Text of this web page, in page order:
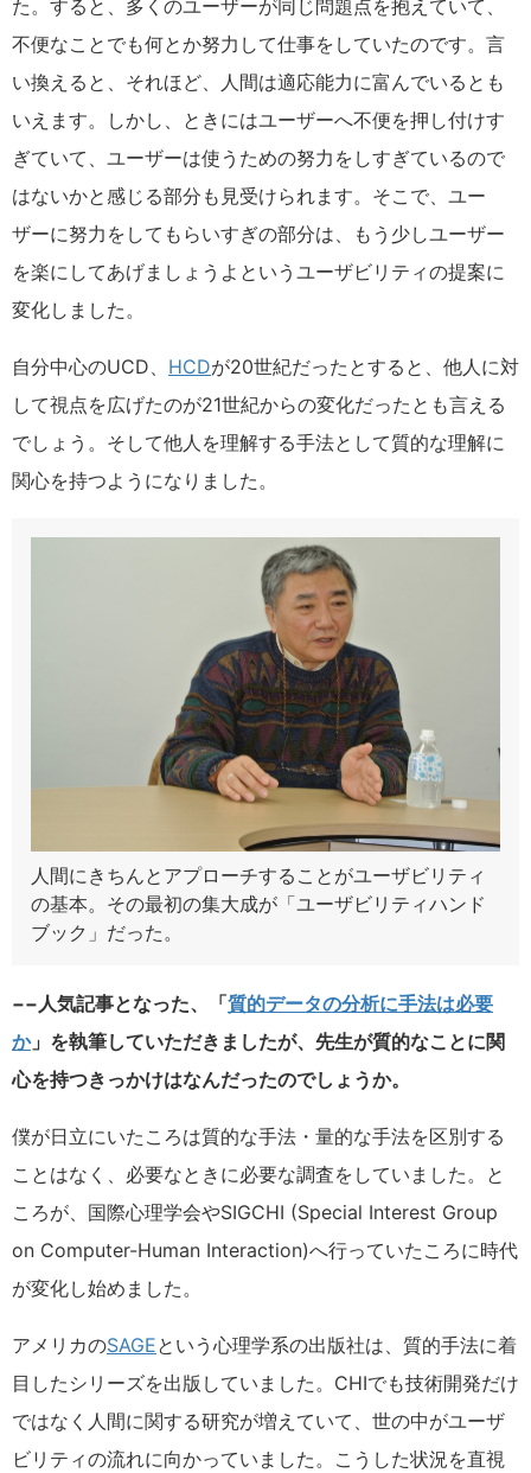
た。すると、多くのユーザーが同じ問題点を抱えていて、
不便なことでも何とか努力して仕事をしていたのです。言
い換えると、それほど、人間は適応能力に富んでいるとも
いえます。しかし、ときにはユーザーへ不便を押し付けす
ぎていて、ユーザーは使うための努力をしすぎているので
はないかと感じる部分も見受けられます。そこで、ユー
ザーに努力をしてもらいすぎの部分は、もう少しユーザー
を楽にしてあげましょうよというユーザビリティの提案に
変化しました。
自分中心のUCD、 HCDが20世紀だったとすると、他人に対
して視点を広げたのが21世紀からの変化だったとも言える
でしょう。そして他人を理解する手法として質的な理解に
関心を持つようになりました。
人間にきちんとアプローチすることがユーザビリティ
の基本。その最初の集大成が「ユーザビリティハンド
ブック」だった。
−−人気記事となった、「質的データの分析に手法は必要
か」を執筆していただきましたが、先生が質的なことに関
心を持つきっかけはなんだったのでしょうか。
僕が日立にいたころは質的な手法・量的な手法を区別する
ことはなく、必要なときに必要な調査をしていました。と
ころが、国際心理学会やSIGCHI (Special Interest Group
on Computer-Human Interaction)へ行っていたころに時代
が変化し始めました。
アメリカのSAGEという心理学系の出版社は、質的手法に着
目したシリーズを出版していました。CHIでも技術開発だけ
ではなく人間に関する研究が増えていて、世の中がユーザ
ビリティの流れに向かっていました。こうした状況を直視